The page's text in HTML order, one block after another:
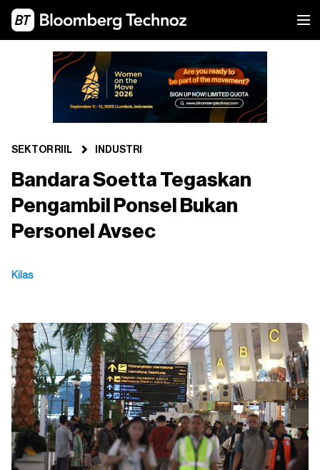
SEKTOR RIIL INDUSTRI
Bandara Soetta Tegaskan
Pengambil Ponsel Bukan
Personel Avsec
Kilas